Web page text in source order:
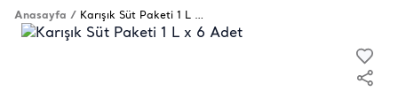
Anasayfa / Karışık Süt Paketi 1 L x 6 Adet